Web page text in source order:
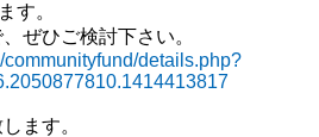
す。
ぜひご検討下さい。
details.php?
ます。